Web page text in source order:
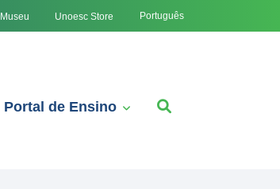
Museu Unoesc Store Português
Portal de Ensino